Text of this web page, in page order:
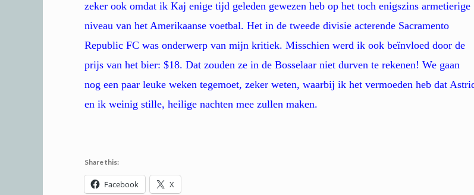
zeker ook omdat ik Kaj enige tijd geleden gewezen heb op het toch enigszins armetierige
niveau van het Amerikaanse voetbal. Het in de tweede divisie acterende Sacramento
Republic FC was onderwerp van mijn kritiek. Misschien werd ik ook beïnvloed door de
prijs van het bier: $18. Dat zouden ze in de Bosselaar niet durven te rekenen! We gaan
nog een paar leuke weken tegemoet, zeker weten, waarbij ik het vermoeden heb dat
en ik weinig stille, heilige nachten mee zullen maken.
Share this:
Facebook X